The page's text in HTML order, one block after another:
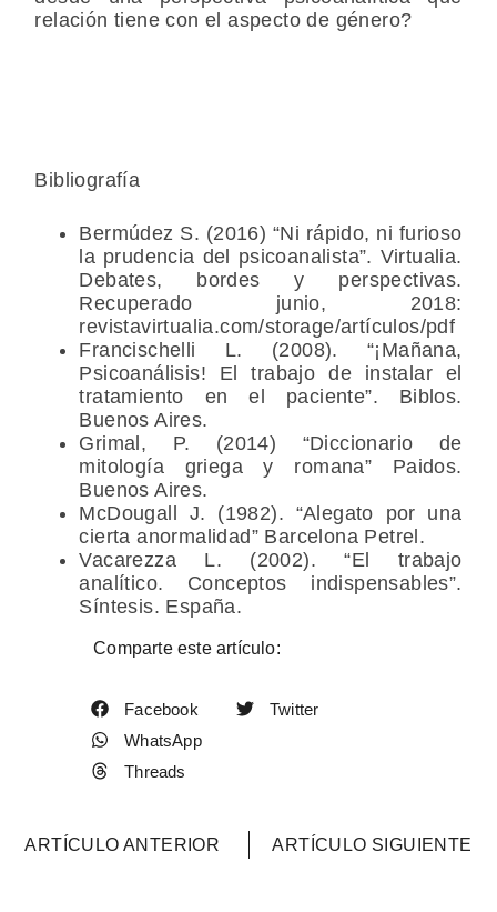
relación tiene con el aspecto de género?
Bibliografía
Bermúdez S. (2016) “Ni rápido, ni furioso
la prudencia del psicoanalista”. Virtualia.
Debates, bordes y perspectivas.
Recuperado junio, 2018:
revistavirtualia.com/storage/artículos/pdf
Francischelli L. (2008). “¡Mañana,
Psicoanálisis! El trabajo de instalar el
tratamiento en el paciente”. Biblos.
Buenos Aires.
Grimal, P. (2014) “Diccionario de
mitología griega y romana” Paidos.
Buenos Aires.
McDougall J. (1982). “Alegato por una
cierta anormalidad” Barcelona Petrel.
Vacarezza L. (2002). “El trabajo
analítico. Conceptos indispensables”.
Síntesis. España.
Comparte este artículo:
Facebook
Twitter
WhatsApp
Threads
ARTÍCULO ANTERIOR ARTÍCULO SIGUIENTE